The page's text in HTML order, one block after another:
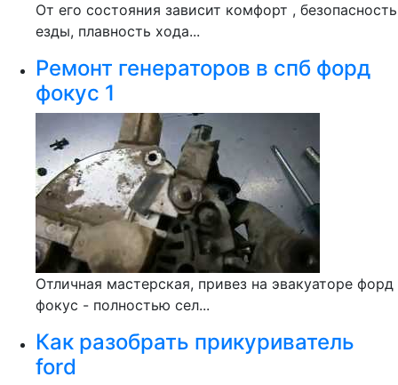
От его состояния зависит комфорт , безопасность
езды, плавность хода...
Ремонт генераторов в спб форд
фокус 1
Отличная мастерская, привез на эвакуаторе форд
фокус - полностью сел...
Как разобрать прикуриватель
ford